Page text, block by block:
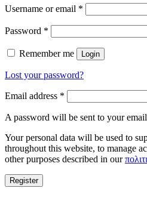
Username or email *
Password *
Remember me Login
Lost your password?
Email address *
A password will be sent to your email
Your personal data will be used to
throughout this website, to manage
other purposes described in our
Register